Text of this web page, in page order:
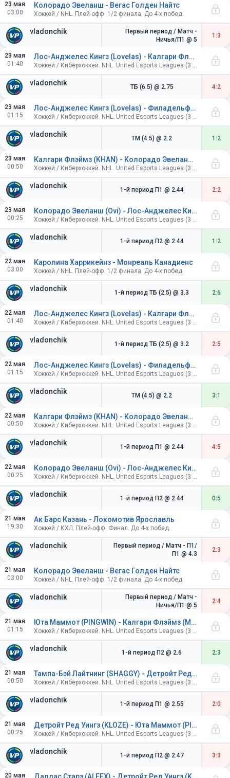
23 мая
03:00
vladonchik
Колорадо Эвеланш - Вегас Голден Найтс
Хоккей / NHL. Плей-офф. 1/2 финала. До 4-х побед.
Первый период / Матч -
Ничья/П1 @ 5
1:3
23 мая
01:40
vladonchik
Лос-Анджелес Кингз (Lovelas) - Калгари Флэймз (KHAN)
Хоккей / Киберхоккей. NHL. United Esports Leagues (3 периода по 4 минуты).
ТБ (6.5) @ 2.75 4:2
23 мая
01:15
vladonchik
Лос-Анджелес Кингз (Lovelas) - Филадельфия Флайерз (Iceman)
Хоккей / Киберхоккей. NHL. United Esports Leagues (3 периода по 4 минуты).
ТМ (4.5) @ 2.2 1:2
23 мая
00:50
vladonchik
Калгари Флэймз (KHAN) - Колорадо Эвеланш (Ovi)
Хоккей / Киберхоккей. NHL. United Esports Leagues (3 периода по 4 минуты).
1-й период П1 @ 2.44 2:2
23 мая
00:25
vladonchik
Колорадо Эвеланш (Ovi) - Лос-Анджелес Кингз (Lovelas)
Хоккей / Киберхоккей. NHL. United Esports Leagues (3 периода по 4 минуты).
1-й период П2 @ 2.44 1:2
22 мая
03:00
vladonchik
Каролина Харрикейнз - Монреаль Канадиенс
Хоккей / NHL. Плей-офф. 1/2 финала. До 4-х побед.
1-й период ТБ (2.5) @ 3.3 2:6
22 мая
01:40
vladonchik
Лос-Анджелес Кингз (Lovelas) - Калгари Флэймз (KHAN)
Хоккей / Киберхоккей. NHL. United Esports Leagues (3 периода по 4 минуты).
1-й период ТБ (2.5) @ 3.2 2:5
22 мая
01:15
vladonchik
Лос-Анджелес Кингз (Lovelas) - Филадельфия Флайерз (Iceman)
Хоккей / Киберхоккей. NHL. United Esports Leagues (3 периода по 4 минуты).
ТМ (4.5) @ 2.2 3:1
22 мая
00:50
vladonchik
Калгари Флэймз (KHAN) - Колорадо Эвеланш (Ovi)
Хоккей / Киберхоккей. NHL. United Esports Leagues (3 периода по 4 минуты).
1-й период П1 @ 2.44 4:5
22 мая
00:25
vladonchik
Колорадо Эвеланш (Ovi) - Лос-Анджелес Кингз (Lovelas)
Хоккей / Киберхоккей. NHL. United Esports Leagues (3 периода по 4 минуты).
1-й период П2 @ 2.44 0:5
21 мая
19:30
vladonchik
Ак Барс Казань - Локомотив Ярославль
Хоккей / КХЛ. Плей-офф. Финал. До 4-х побед.
Первый период / Матч - П1/
П1 @ 4.3
2:3
21 мая
03:00
vladonchik
Колорадо Эвеланш - Вегас Голден Найтс
Хоккей / NHL. Плей-офф. 1/2 финала. До 4-х побед.
Первый период / Матч -
Ничья/П1 @ 5
2:4
21 мая
01:15
vladonchik
Юта Маммот (PINGWIN) - Калгари Флэймз (MACHETE)
Хоккей / Киберхоккей. NHL. United Esports Leagues (3 периода по 4 минуты).
1-й период П2 @ 2.6 2:3
21 мая
00:50
vladonchik
Тампа-Бэй Лайтнинг (SHAGGY) - Детройт Ред Уингз (KLOZE)
Хоккей / Киберхоккей. NHL. United Esports Leagues (3 периода по 4 минуты).
1-й период П1 @ 2.55 2:0
21 мая
00:25
vladonchik
Детройт Ред Уингз (KLOZE) - Юта Маммот (PINGWIN)
Хоккей / Киберхоккей. NHL. United Esports Leagues (3 периода по 4 минуты).
1-й период П2 @ 2.47 3:3
20 мая